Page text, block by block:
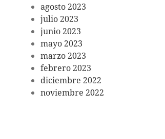
agosto 2023
julio 2023
junio 2023
mayo 2023
marzo 2023
febrero 2023
diciembre 2022
noviembre 2022